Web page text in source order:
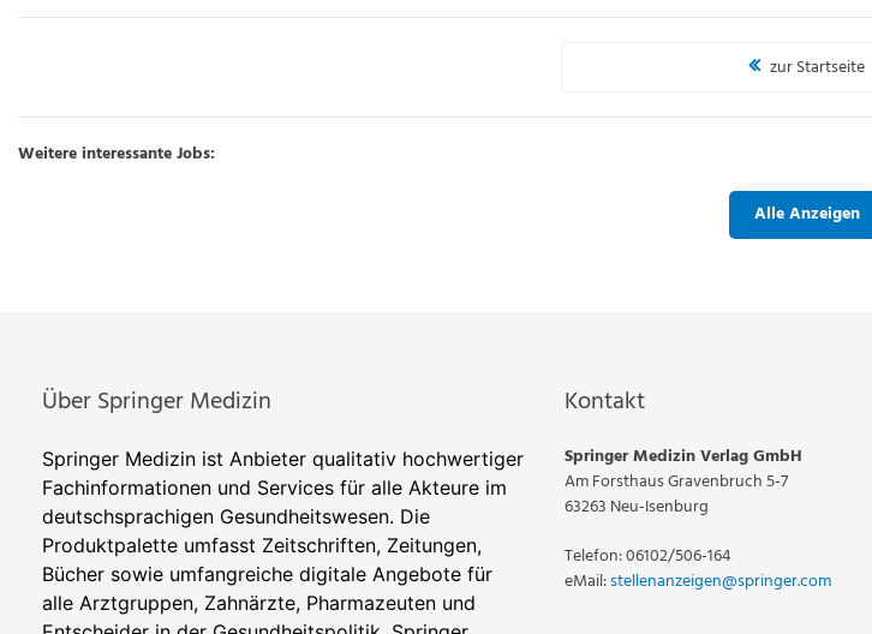
zur Startseite
Weitere interessante Jobs:
Alle Anzeigen
Über Springer Medizin
Springer Medizin ist Anbieter qualitativ hochwertiger
Fachinformationen und Services für alle Akteure im
deutschsprachigen Gesundheitswesen. Die
Produktpalette umfasst Zeitschriften, Zeitungen,
Bücher sowie umfangreiche digitale Angebote für
alle Arztgruppen, Zahnärzte, Pharmazeuten und
Kontakt
Springer Medizin Verlag GmbH
Am Forsthaus Gravenbruch 5-7
63263 Neu-Isenburg
Telefon: 06102/506-164
eMail:stellenanzeigen@springer.com